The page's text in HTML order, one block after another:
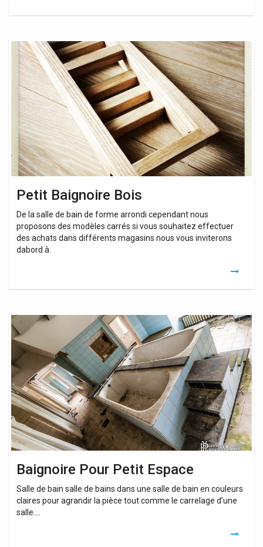
Petit Baignoire Bois
De la salle de bain de forme arrondi cependant nous
proposons des modèles carrés si vous souhaitez effectuer
des achats dans différents magasins nous vous inviterons
dabord à.
Petit
Baignoire
Bois
Baignoire Pour Petit Espace
Salle de bain salle de bains dans une salle de bain en couleurs
claires pour agrandir la pièce tout comme le carrelage d’une
salle….
Baignoire
Pour
Petit
Espace